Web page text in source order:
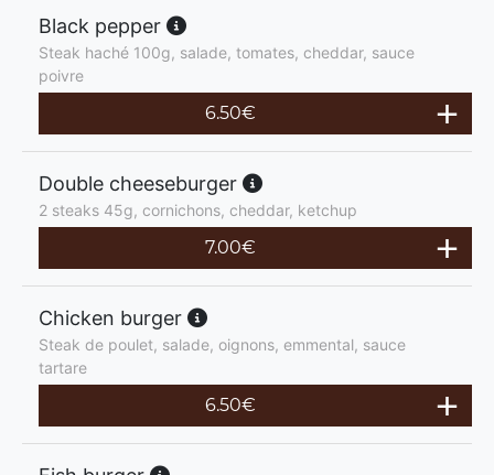
Black pepper
Steak haché 100g, salade, tomates, cheddar, sauce
poivre
6.50€
Double cheeseburger
2 steaks 45g, cornichons, cheddar, ketchup
7.00€
Chicken burger
Steak de poulet, salade, oignons, emmental, sauce
tartare
6.50€